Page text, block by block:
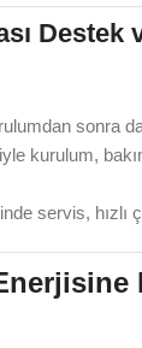
Destek
sonra
kurulum,
servis, hızlı